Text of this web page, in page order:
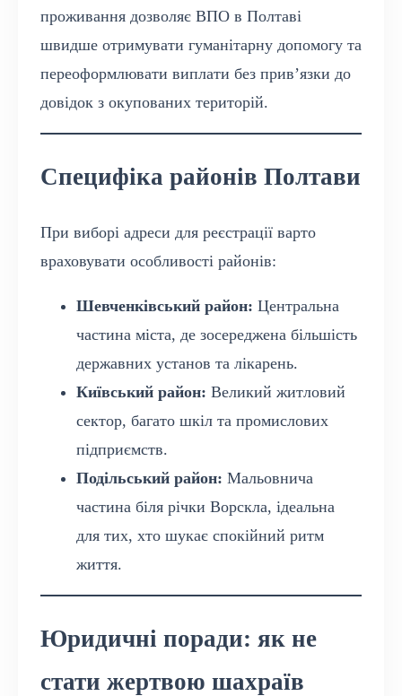
проживання дозволяє ВПО в Полтаві
швидше отримувати гуманітарну допомогу та
переоформлювати виплати без прив’язки до
довідок з окупованих територій.
Специфіка районів Полтави
При виборі адреси для реєстрації варто
враховувати особливості районів:
Шевченківський район: Центральна
частина міста, де зосереджена більшість
державних установ та лікарень.
Київський район: Великий житловий
сектор, багато шкіл та промислових
підприємств.
Подільський район: Мальовнича
частина біля річки Ворскла, ідеальна
для тих, хто шукає спокійний ритм
життя.
Юридичні поради: як не
стати жертвою шахраїв